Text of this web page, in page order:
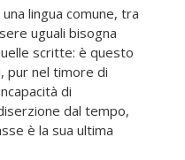
lingua comune, tra
uguali bisogna
scritte: è questo
pur nel timore di
di
dal tempo,
è la sua ultima